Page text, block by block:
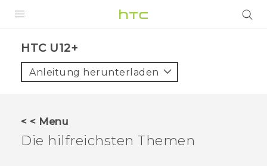
VIVE
HTC U12+
Anleitung herunterladen
< < Menu
Die hilfreichsten Themen